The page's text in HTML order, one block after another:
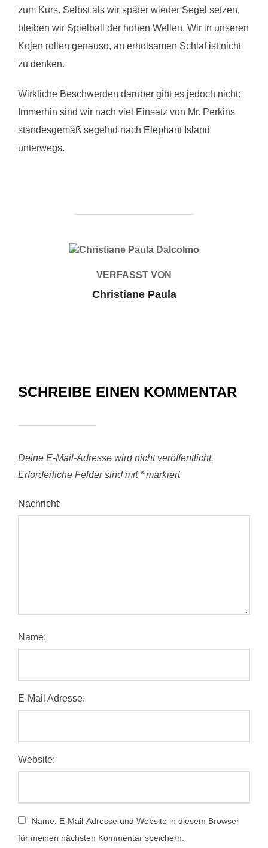
zum Kurs. Selbst als wir später wieder Segel setzen,
bleiben wir Spielball der hohen Wellen. Wir in unseren
Kojen rollen genauso, an erholsamen Schlaf ist nicht
zu denken.
Wirkliche Beschwerden darüber gibt es jedoch nicht:
Immerhin sind wir nach viel Einsatz von Mr. Perkins
standesgemäß segelnd nach E lephant Island
unterwegs.
BEITRAGSAUTOR
VERFASST VON
Christiane Paula
SCHREIBE EINEN KOMMENTAR
Deine E-Mail-Adresse wird nicht veröffentlicht.
Erforderliche Felder sind mit *markiert
Nachricht:
Name:
E-Mail Adresse:
Website:
Name, E-Mail-Adresse und Website in diesem Browser
für meinen nächsten Kommentar speichern.